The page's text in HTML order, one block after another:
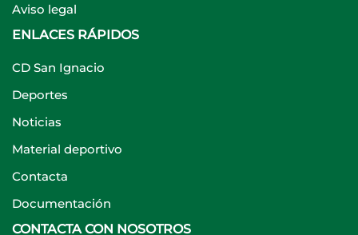
Aviso legal
ENLACES RÁPIDOS
CD San Ignacio
Deportes
Noticias
Material deportivo
Contacta
Documentación
CONTACTA CON NOSOTROS